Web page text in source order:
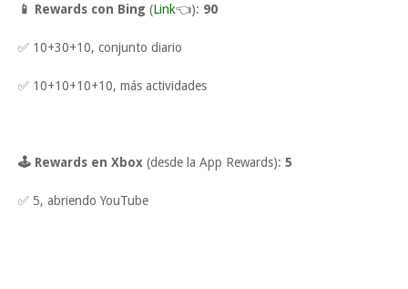
📱 Rewards con Bing (Link👈): 90
✅ 10+30+10, conjunto diario
✅ 10+10+10+10, más actividades
🕹 Rewards en Xbox (desde la App Rewards): 5
✅ 5, abriendo YouTube